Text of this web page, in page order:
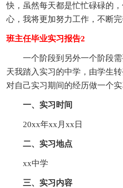
快，虽然每天都是忙忙碌碌的
心，我将更加努力工作，不断完
班主任毕业实习报告2
一个阶段到另外一个阶段需
天我踏入实习的中学，由学生
对自己实习期间的经历做一个实
一、实习时间
20xx年xx月xx日
二、实习地点
xx中学
三、实习内容